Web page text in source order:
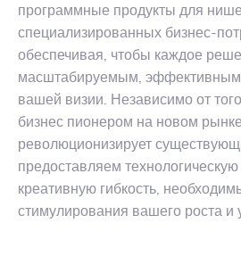
программные продукты для
специализированных бизнес-
обеспечивая, чтобы каждое
масштабируемым, эффективным
вашей визии. Независимо от
бизнес пионером на новом
революционизирует
предоставляем технологическую
креативную гибкость,
стимулирования вашего роста и